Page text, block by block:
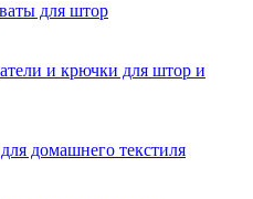
для штор
и крючки для штор и
домашнего текстиля